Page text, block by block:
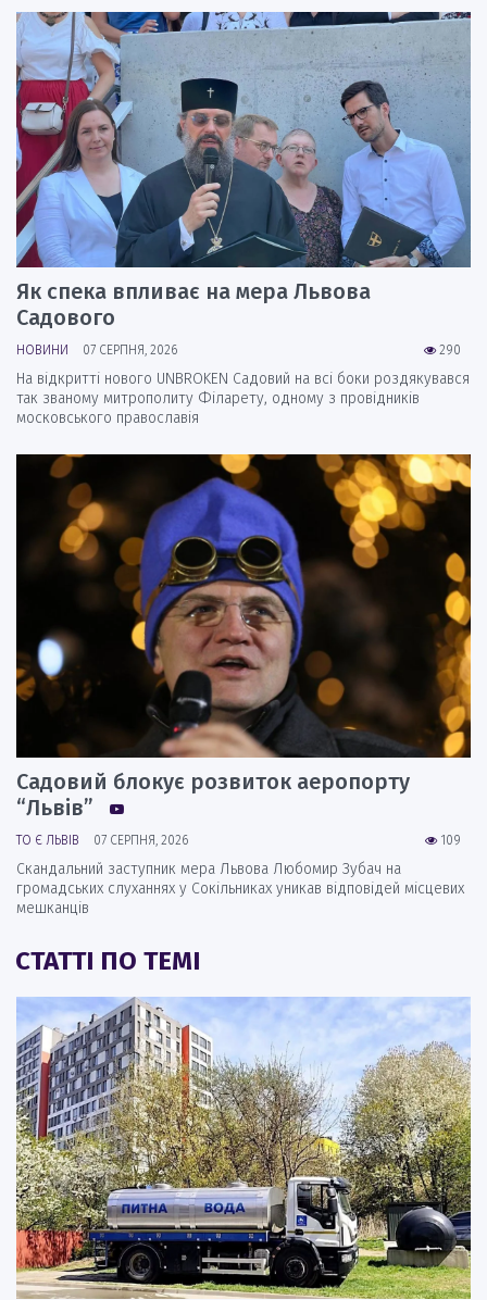
Як спека впливає на мера Львова
Садового
290
НОВИНИ 07 СЕРПНЯ, 2026
На відкритті нового UNBROKEN Садовий на всі боки роздякувався
так званому митрополиту Філарету, одному з провідників
московського православія
Садовий блокує розвиток аеропорту
“Львів”
109
ТО Є ЛЬВІВ 07 СЕРПНЯ, 2026
Скандальний заступник мера Львова Любомир Зубач на
громадських слуханнях у Сокільниках уникав відповідей місцевих
мешканців
СТАТТІ ПО ТЕМІ